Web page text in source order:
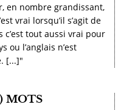
en nombre grandissant,
vrai lorsqu’il s’agit de
c’est tout aussi vrai pour
ou l’anglais n’est
[...]"
MOTS